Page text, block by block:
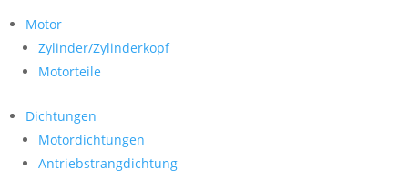
Motor
Zylinder/Zylinderkopf
Motorteile
Dichtungen
Motordichtungen
Antriebstrangdichtung